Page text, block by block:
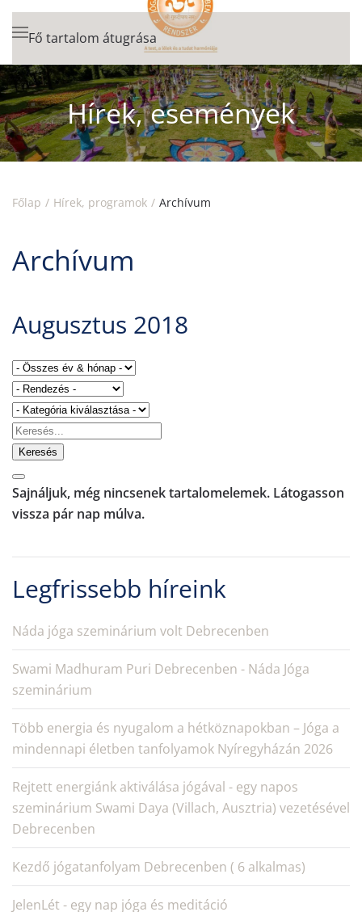
Fő tartalom átugrása
Hírek, események
Főlap Hírek, programok Archívum
Archívum
Augusztus 2018
Keresés
Sajnáljuk, még nincsenek tartalomelemek. Látogasson
vissza pár nap múlva.
Legfrissebb híreink
Náda jóga szeminárium volt Debrecenben
Swami Madhuram Puri Debrecenben - Náda Jóga
szeminárium
Több energia és nyugalom a hétköznapokban – Jóga a
mindennapi életben tanfolyamok Nyíregyházán 2026
Rejtett energiánk aktiválása jógával - egy napos
szeminárium Swami Daya (Villach, Ausztria) vezetésével
Debrecenben
Kezdő jógatanfolyam Debrecenben ( 6 alkalmas)
JelenLét - egy nap jóga és meditáció